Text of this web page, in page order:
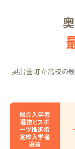
奥出雲町立高校の
総合入学者
選抜とスポ
ーツ推進指
定校入学者
選抜